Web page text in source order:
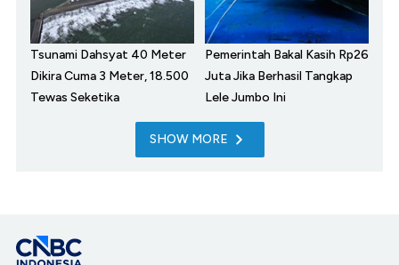
Tsunami Dahsyat 40 Meter
Dikira Cuma 3 Meter, 18.500
Tewas Seketika
Pemerintah Bakal Kasih Rp26
Juta Jika Berhasil Tangkap
Lele Jumbo Ini
SHOW MORE